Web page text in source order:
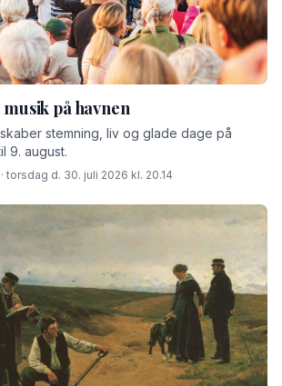
på havnen
stemning, liv og glade dage på
9. august.
torsdag d. 30. juli 2026 kl. 20.14